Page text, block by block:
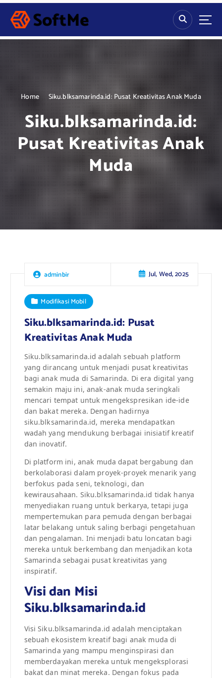
S
p
Home Siku.blksamarinda.id: Pusat Kreativitas Anak Muda
Siku.blksamarinda.id:
Pusat Kreativitas Anak
Muda
adminbir Jul, Wed, 2025
Modifikasi Mobil
Siku.blksamarinda.id: Pusat
Kreativitas Anak Muda
Siku.blksamarinda.id adalah sebuah platform
yang dirancang untuk menjadi pusat kreativitas
bagi anak muda di Samarinda. Di era digital yang
semakin maju ini, anak-anak muda seringkali
mencari tempat untuk mengekspresikan ide-ide
dan bakat mereka. Dengan hadirnya
siku.blksamarinda.id, mereka mendapatkan
wadah yang mendukung berbagai inisiatif kreatif
dan inovatif.
Di platform ini, anak muda dapat bergabung dan
berkolaborasi dalam proyek-proyek menarik yang
berfokus pada seni, teknologi, dan
kewirausahaan. Siku.blksamarinda.id tidak hanya
menyediakan ruang untuk berkarya, tetapi juga
mempertemukan para pemuda dengan berbagai
latar belakang untuk saling berbagi pengetahuan
dan pengalaman. Ini menjadi batu loncatan bagi
mereka untuk berkembang dan menjadikan kota
Samarinda sebagai pusat kreativitas yang
inspiratif.
Visi dan Misi
Siku.blksamarinda.id
Visi Siku.blksamarinda.id adalah menciptakan
sebuah ekosistem kreatif bagi anak muda di
Samarinda yang mampu menginspirasi dan
memberdayakan mereka untuk mengeksplorasi
bakat dan minat mereka. Dengan fokus pada